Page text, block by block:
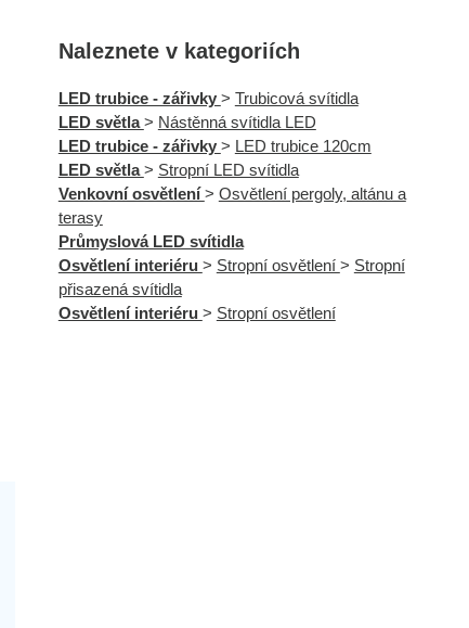
Naleznete v kategoriích
LED trubice - zářivky > Trubicová svítidla
LED světla> Nástěnná svítidla LED
LED trubice - zářivky > LED trubice 120cm
LED světla> Stropní LED svítidla
Venkovní osvětlení> Osvětlení pergoly, altánu a
terasy
Průmyslová LED svítidla
Osvětlení interiéru > Stropní osvětlení > Stropní
přisazená svítidla
Osvětlení interiéru > Stropní osvětlení